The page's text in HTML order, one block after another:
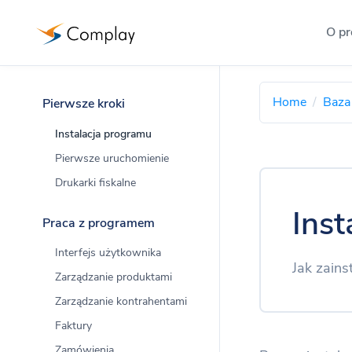
O
O
Licencja
Pierwsze kroki
Instalacja programu
Pierwsze uruchomienie
Drukarki fiskalne
Praca z programem
Interfejs użytkownika
Zarządzanie produktami
Zarządzanie kontrahentami
Faktury
Home
Jak